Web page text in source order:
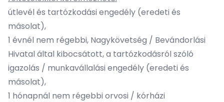
útlevél és tartózkodási engedély (eredeti és
másolat),
1 évnél nem régebbi, Nagykövetség / Bevándorlási
Hivatal által kibocsátott, a tartózkodásról szóló
igazolás / munkavállalási engedély (eredeti és
másolat),
1 hónapnál nem régebbi orvosi / kórházi